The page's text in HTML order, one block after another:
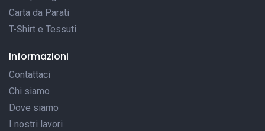
Carta da Parati
T-Shirt e Tessuti
Informazioni
Contattaci
Chi siamo
Dove siamo
I nostri lavori